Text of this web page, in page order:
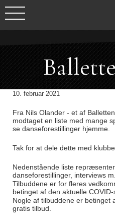
10. februar 2021
Fra Nils Olander - et af
modtaget en liste med mange
se danseforestillinger hjemme.
Tak for at dele dette med
Nedenstående liste
danseforestillinger, interviews
Tilbuddene er for fleres
betinget af den aktuelle COVID-
Nogle af tilbuddene er betinget
gratis tilbud.